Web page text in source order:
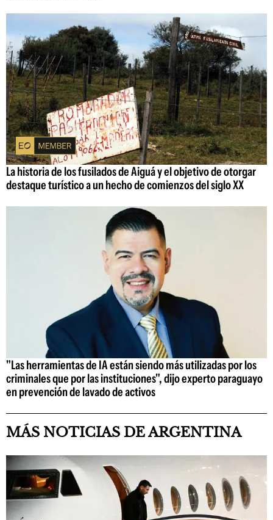
La historia de los fusilados de Aiguá y el objetivo de otorgar
destaque turístico a un hecho de comienzos del siglo XX
"Las herramientas de IA están siendo más utilizadas por los
criminales que por las instituciones", dijo experto paraguayo
en prevención de lavado de activos
MÁS NOTICIAS DE ARGENTINA